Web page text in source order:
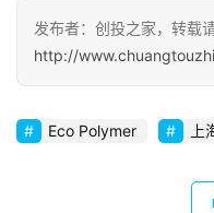
初
创
企
业
投稿
发布者：创投之家，转载
http://
Eco Polymer 上